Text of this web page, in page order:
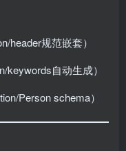
header规范嵌套）
keywords自动生成）
Person schema）